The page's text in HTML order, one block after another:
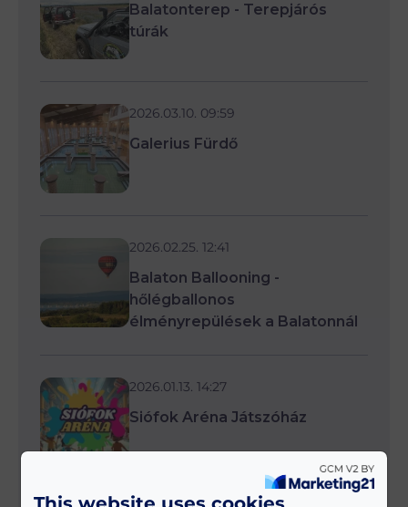
Balatonterep - Terepjárós
túrák
2026.03.10. 09:59
Galerius Fürdő
2026.02.25. 12:41
Balaton Ballooning -
hőlégballonos
élményrepülések a Balatonnál
2026.01.13. 14:27
Siófok Aréna Játszóház